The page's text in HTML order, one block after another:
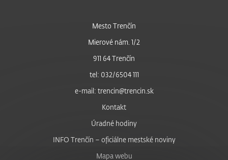
Mesto Trenčín
Mierové nám. 1/2
911 64 Trenčín
tel: 032/6504 111
e-mail: trencin@trencin.sk
Kontakt
Úradné hodiny
INFO Trenčín – oficiálne mestské noviny
Mapa webu